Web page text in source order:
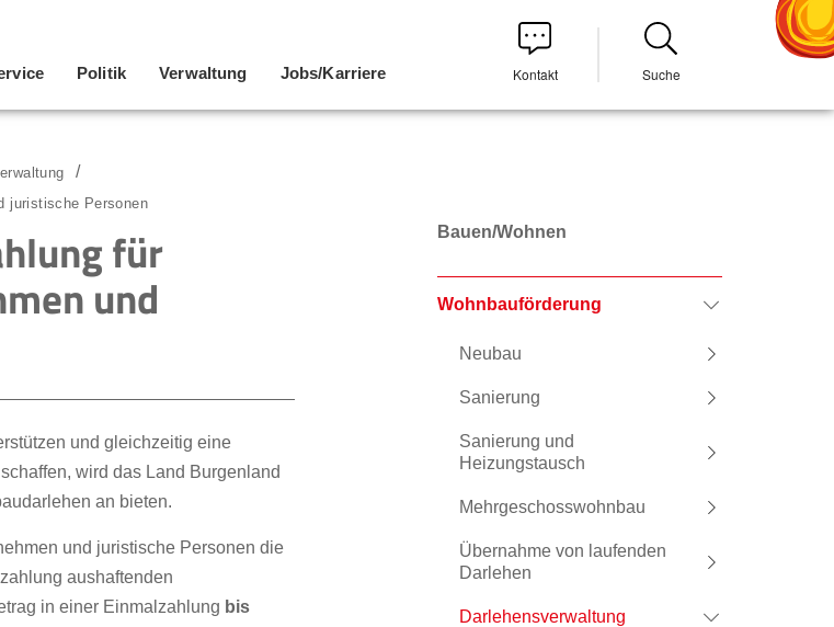
Politik Verwaltung Jobs/Karriere Kontakt Suche
juristische Personen
für
und
und gleichzeitig eine
wird das Land Burgenland
an bieten.
und juristische Personen die
aushaftenden
in einer Einmalzahlung bis
Bauen/Wohnen
Wohnbauförderung
Neubau
Sanierung
Sanierung und
Heizungstausch
Mehrgeschosswohnbau
Übernahme von laufenden
Darlehen
Darlehensverwaltung